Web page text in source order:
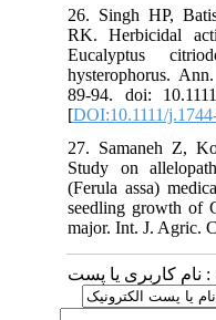
26. Singh HP,
RK.
Eucalyptus
hysterophorus.
89-94. doi:
[DOI:10.1111/
27. Samaneh
Study on
(Ferula assa)
seedling growth
major. Int. J.
کاربری یا پست